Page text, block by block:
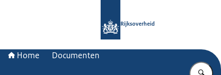
Rijksoverheid
Home Documenten